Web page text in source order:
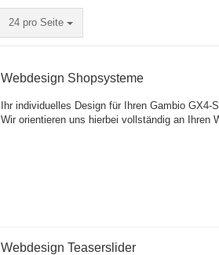
24 pro Seite
pro Seite
Webdesign Shopsysteme
Ihr individuelles Design für Ihren Gambio GX4-
Wir orientieren uns hierbei vollständig an Ihren
Webdesign Teaserslider